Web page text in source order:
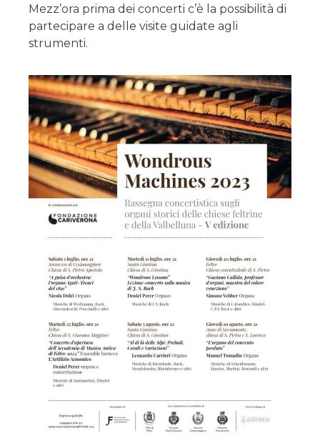
Mezz’ora prima dei concerti c’è la possibilità di
partecipare a delle visite guidate agli
strumenti.